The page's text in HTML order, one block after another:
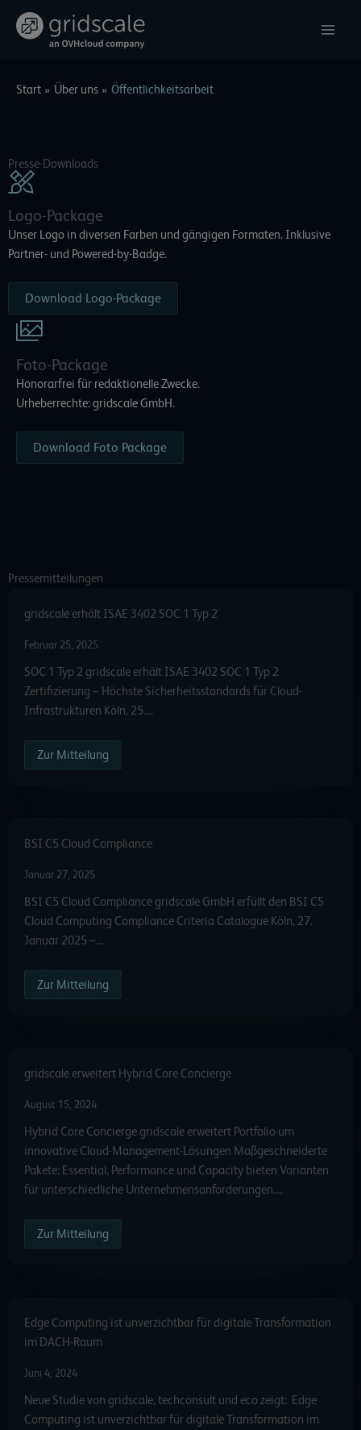
Inhalt
Start Über uns Öffentlichkeitsarbeit
Presse-Downloads
Logo-Package
Unser Logo in diversen Farben und gängigen Formaten. Inklusive
Partner- und Powered-by-Badge.
Download Logo-Package
Foto-Package
Honorarfrei für redaktionelle Zwecke.
Urheberrechte: gridscale GmbH.
Download Foto Package
Pressemitteilungen
gridscale erhält ISAE 3402 SOC 1 Typ 2
Februar 25, 2025
SOC 1 Typ 2 gridscale erhält ISAE 3402 SOC 1 Typ 2
Zertifizierung – Höchste Sicherheitsstandards für Cloud-
Infrastrukturen Köln, 25….
Zur Mitteilung
BSI C5 Cloud Compliance
Januar 27, 2025
BSI C5 Cloud Compliance gridscale GmbH erfüllt den BSI C5
Cloud Computing Compliance Criteria Catalogue Köln, 27.
Januar 2025 –…
Zur Mitteilung
gridscale erweitert Hybrid Core Concierge
August 15, 2024
Hybrid Core Concierge gridscale erweitert Portfolio um
innovative Cloud-Management-Lösungen Maßgeschneiderte
Pakete: Essential, Performance und Capacity bieten Varianten
für unterschiedliche Unternehmensanforderungen….
Zur Mitteilung
Edge Computing ist unverzichtbar für digitale Transformation
im DACH-Raum
Juni 4, 2024
Neue Studie von gridscale, techconsult und eco zeigt: Edge
Computing ist unverzichtbar für digitale Transformation im